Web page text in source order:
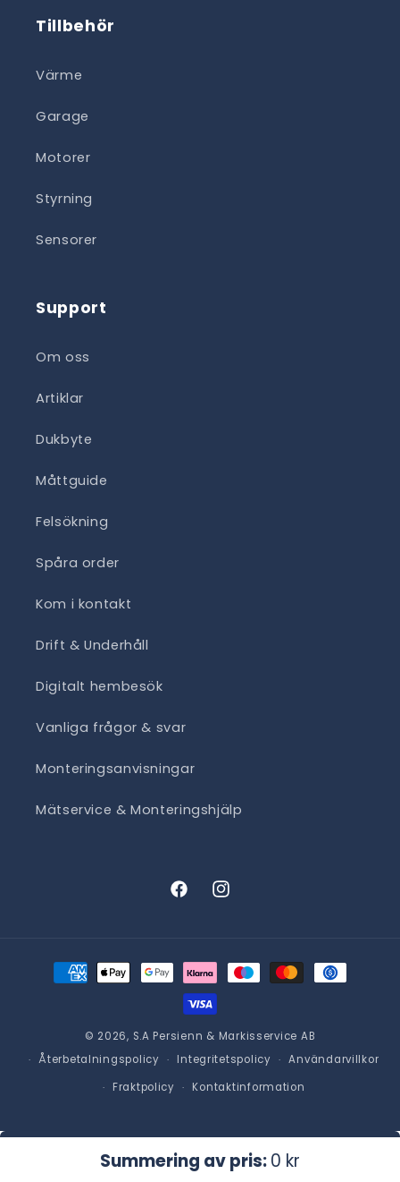
Tillbehör
Värme
Garage
Motorer
Styrning
Sensorer
Support
Om oss
Artiklar
Dukbyte
Måttguide
Felsökning
Spåra order
Kom i kontakt
Drift & Underhåll
Digitalt hembesök
Vanliga frågor & svar
Monteringsanvisningar
Mätservice & Monteringshjälp
FacebookInstagram
Betalningsmetoder
© 2026, S.A Persienn & Markisservice AB
Återbetalningspolicy
Integritetspolicy
Användarvillkor
Fraktpolicy
Kontaktinformation
Ordinarie
0 kr
Lägg i varukorgen